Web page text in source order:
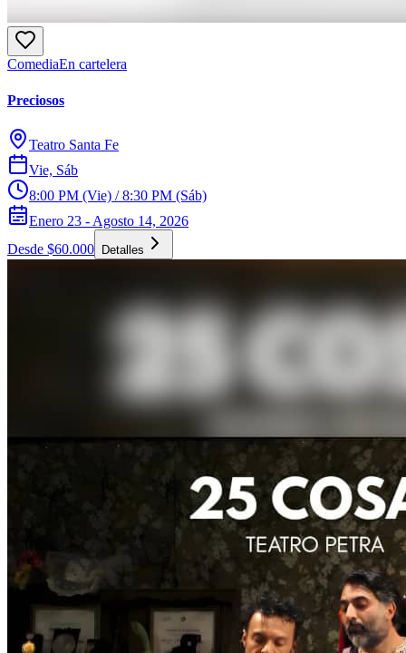
ComediaEn cartelera
Preciosos
Teatro Santa Fe
Vie, Sáb
8:00 PM (Vie) / 8:30 PM (Sáb)
Enero 23 - Agosto 14, 2026
Desde $60.000
Detalles